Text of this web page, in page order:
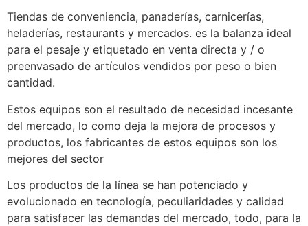
Tiendas de conveniencia, panaderías, carnicerías,
heladerías, restaurants y mercados. es la balanza ideal
para el pesaje y etiquetado en venta directa y / o
preenvasado de artículos vendidos por peso o bien
cantidad.
Estos equipos son el resultado de necesidad incesante
del mercado, lo como deja la mejora de procesos y
productos, los fabricantes de estos equipos son los
mejores del sector
Los productos de la línea se han potenciado y
evolucionado en tecnología, peculiaridades y calidad
para satisfacer las demandas del mercado, todo, para la